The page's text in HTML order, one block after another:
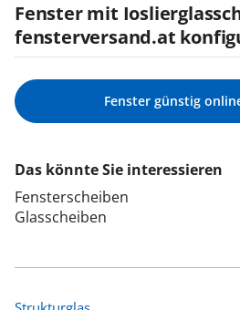
Fenster mit
fensterversand.at
Fenster günstig
Das könnte Sie interessieren
Fensterscheiben
Glasscheiben